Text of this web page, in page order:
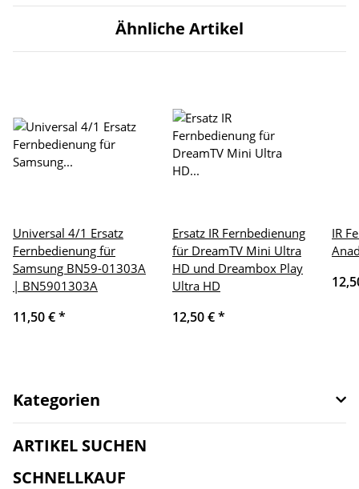
Ähnliche Artikel
Universal 4/1 Ersatz
Fernbedienung für
Samsung BN59-01303A
| BN5901303A
11,50 €*
Ersatz IR Fernbedienung
für DreamTV Mini Ultra
HD und Dreambox Play
Ultra HD
12,50 €*
IR
Kategorien
ARTIKEL SUCHEN
SCHNELLKAUF